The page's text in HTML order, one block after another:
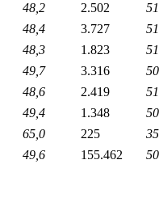
48,2 2.502
48,4 3.727
48,3 1.823
49,7 3.316
48,6 2.419
49,4 1.348
65,0 225
49,6 155.462